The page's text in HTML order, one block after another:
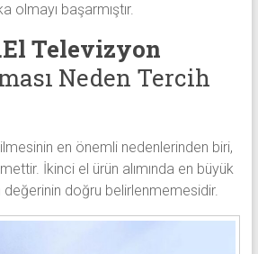
olmayı başarmıştır.
Televizyon
Neden Tercih
en önemli nedenlerinden biri,
İkinci el ürün alımında en büyük
değerinin doğru belirlenmemesidir.